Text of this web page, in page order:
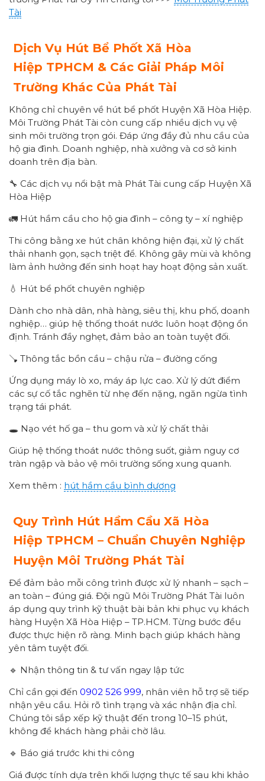
Tài
Dịch Vụ Hút Bể Phốt Xã Hòa
Hiệp TPHCM & Các Giải Pháp Môi
Trường Khác Của Phát Tài
Không chỉ chuyên về hút bể phốt Huyện Xã Hòa Hiệp.
Môi Trường Phát Tài còn cung cấp nhiều dịch vụ vệ
sinh môi trường trọn gói. Đáp ứng đầy đủ nhu cầu của
hộ gia đình. Doanh nghiệp, nhà xưởng và cơ sở kinh
doanh trên địa bàn.
🔧 Các dịch vụ nổi bật mà Phát Tài cung cấp Huyện Xã
Hòa Hiệp
🚛 Hút hầm cầu cho hộ gia đình – công ty – xí nghiệp
Thi công bằng xe hút chân không hiện đại, xử lý chất
thải nhanh gọn, sạch triệt để. Không gây mùi và không
làm ảnh hưởng đến sinh hoạt hay hoạt động sản xuất.
💧 Hút bể phốt chuyên nghiệp
Dành cho nhà dân, nhà hàng, siêu thị, khu phố, doanh
nghiệp… giúp hệ thống thoát nước luôn hoạt động ổn
định. Tránh đầy nghẹt, đảm bảo an toàn tuyệt đối.
🪠 Thông tắc bồn cầu – chậu rửa – đường cống
Ứng dụng máy lò xo, máy áp lực cao. Xử lý dứt điểm
các sự cố tắc nghẽn từ nhẹ đến nặng, ngăn ngừa tình
trạng tái phát.
🕳️ Nạo vét hố ga – thu gom và xử lý chất thải
Giúp hệ thống thoát nước thông suốt, giảm nguy cơ
tràn ngập và bảo vệ môi trường sống xung quanh.
Xem thêm : hút hầm cầu bình dương
Quy Trình Hút Hầm Cầu Xã Hòa
Hiệp TPHCM – Chuẩn Chuyên Nghiệp
Huyện Môi Trường Phát Tài
Để đảm bảo mỗi công trình được xử lý nhanh – sạch –
an toàn – đúng giá. Đội ngũ Môi Trường Phát Tài luôn
áp dụng quy trình kỹ thuật bài bản khi phục vụ khách
hàng Huyện Xã Hòa Hiệp – TP.HCM. Từng bước đều
được thực hiện rõ ràng. Minh bạch giúp khách hàng
yên tâm tuyệt đối.
🔹 Nhận thông tin & tư vấn ngay lập tức
Chỉ cần gọi đến 0902 526 999, nhân viên hỗ trợ sẽ tiếp
nhận yêu cầu. Hỏi rõ tình trạng và xác nhận địa chỉ.
Chúng tôi sắp xếp kỹ thuật đến trong 10–15 phút,
không để khách hàng phải chờ lâu.
🔹 Báo giá trước khi thi công
Giá được tính dựa trên khối lượng thực tế sau khi khảo